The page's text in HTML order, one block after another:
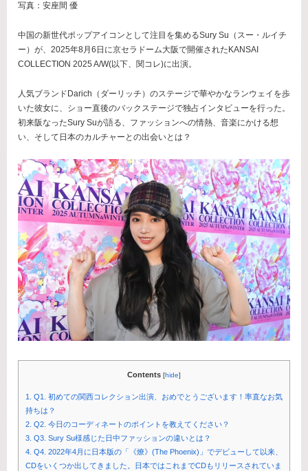
写真：安座間 優
中国の新世代ポップアイコンとして注目を集めるSury Su（スー・ルイチ
ー）が、2025年8月6日に京セラドーム大阪で開催されたKANSAI
COLLECTION 2025 A/W(以下、関コレ)に出演。
人気ブランドDarich（ダーリッチ）のステージで華やかなランウェイを歩
いた彼女に、ショー直後のバックステージで独占インタビューを行った。
初来阪なったSury Suが語る、ファッションへの情熱、音楽にかける想
い、そして日本のカルチャーとの出会いとは？
Contents [hide]
1.
Q1. 初めての関西コレクション出演、おめでとうございます！率直なお気
持ちは？
2. Q2. 今日のコーディネートのポイントを教えてください？
3. Q3. Sury Su様感じた日中ファッションの違いとは？
4. Q4. 2022年4月に日本版の「《燎》(The Phoenix)」でデビューして以来、
CDをいくつか出してきました。日本ではこれまでCDもリリースされていま